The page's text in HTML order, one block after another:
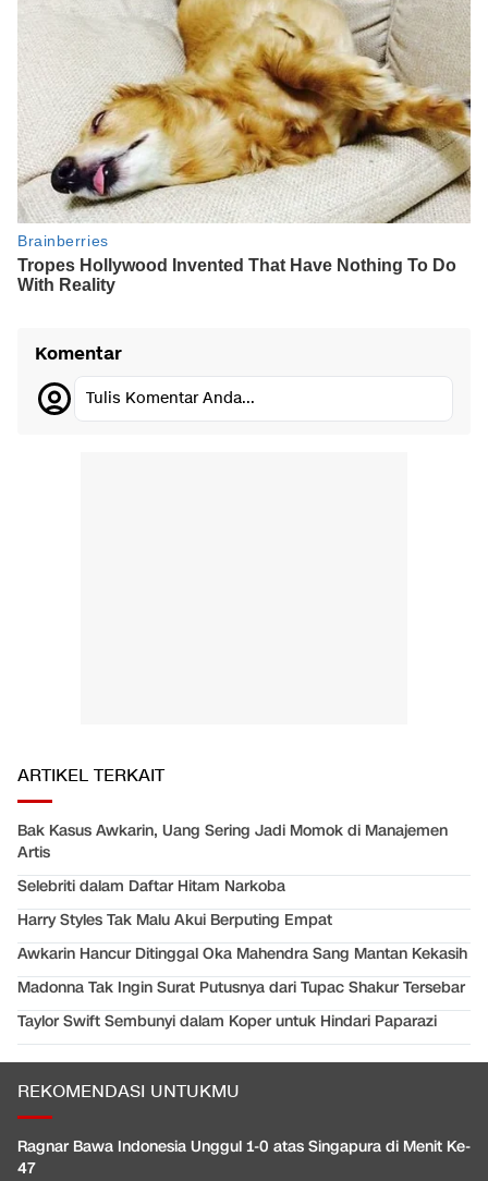
Komentar
Tulis Komentar Anda...
ARTIKEL TERKAIT
Bak Kasus Awkarin, Uang Sering Jadi Momok di Manajemen
Artis
Selebriti dalam Daftar Hitam Narkoba
Harry Styles Tak Malu Akui Berputing Empat
Awkarin Hancur Ditinggal Oka Mahendra Sang Mantan Kekasih
Madonna Tak Ingin Surat Putusnya dari Tupac Shakur Tersebar
Taylor Swift Sembunyi dalam Koper untuk Hindari Paparazi
REKOMENDASI UNTUKMU
Ragnar Bawa Indonesia Unggul 1-0 atas Singapura di Menit Ke-
47